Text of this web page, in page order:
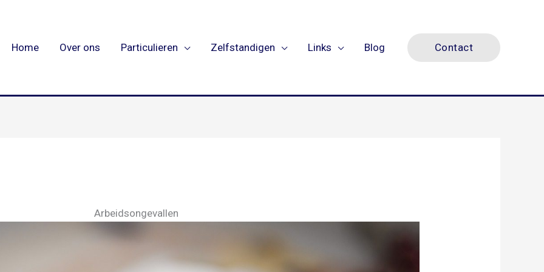
Home Over ons Particulieren Zelfstandigen Links Blog Contact
Arbeidsongevallen